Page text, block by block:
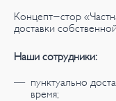
Концепт-стор
доставки
Наши сотрудники:
пунктуально
время;